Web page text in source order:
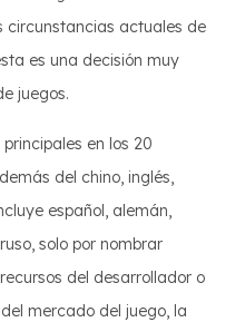
circunstancias actuales de
es una decisión muy
juegos.
en los 20
del chino, inglés,
español, alemán,
solo por nombrar
del desarrollador o
mercado del juego, la